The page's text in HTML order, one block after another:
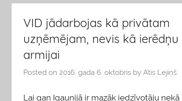
g
s
VID jādarbojas kā privātam
uzņēmējam, nevis kā ierēdņu
armijai
Posted on 2016. gada 6. oktobris by Atis Lejiņš
Lai gan Igaunijā ir mazāk iedzīvotāju nekā